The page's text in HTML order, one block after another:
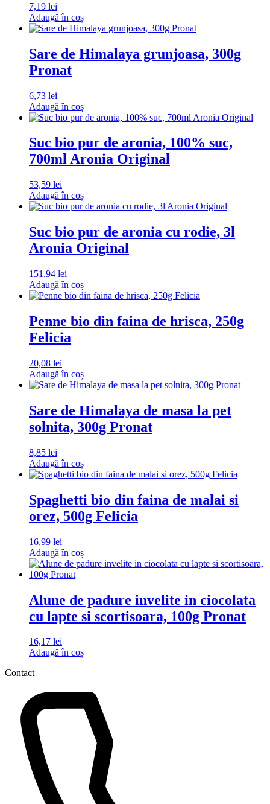
7,19 lei
Adaugă în coș
Sare de Himalaya grunjoasa, 300g
Pronat
6,73 lei
Adaugă în coș
Suc bio pur de aronia, 100% suc,
700ml Aronia Original
53,59 lei
Adaugă în coș
Suc bio pur de aronia cu rodie, 3l
Aronia Original
151,94 lei
Adaugă în coș
Penne bio din faina de hrisca, 250g
Felicia
20,08 lei
Adaugă în coș
Sare de Himalaya de masa la pet
solnita, 300g Pronat
8,85 lei
Adaugă în coș
Spaghetti bio din faina de malai si
orez, 500g Felicia
16,99 lei
Adaugă în coș
Alune de padure invelite in ciocolata
cu lapte si scortisoara, 100g Pronat
16,17 lei
Adaugă în coș
Contact